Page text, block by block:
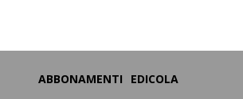
ABBONAMENTI
EDICOLA